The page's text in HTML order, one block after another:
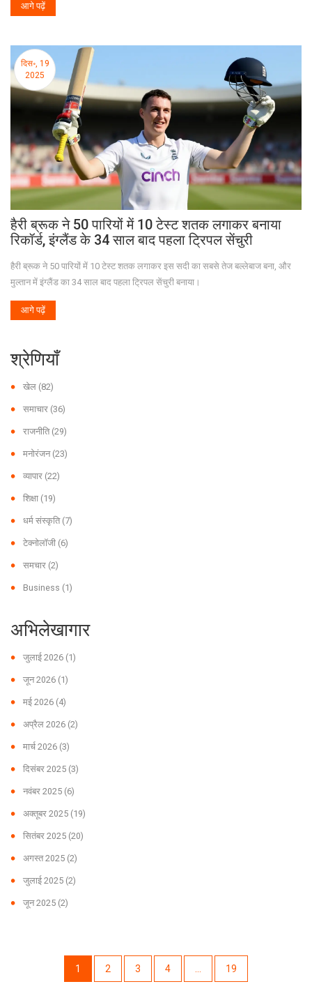
आगे पढ़ें
दिस॰, 19
2025
हैरी ब्रूक ने 50 पारियों में 10 टेस्ट शतक लगाकर बनाया
रिकॉर्ड, इंग्लैंड के 34 साल बाद पहला ट्रिपल सेंचुरी
हैरी ब्रूक ने 50 पारियों में 10 टेस्ट शतक लगाकर इस सदी का सबसे तेज बल्लेबाज बना, और
मुल्तान में इंग्लैंड का 34 साल बाद पहला ट्रिपल सेंचुरी बनाया।
आगे पढ़ें
श्रेणियाँ
खेल (82)
समाचार (36)
राजनीति (29)
मनोरंजन (23)
व्यापार (22)
शिक्षा (19)
धर्म संस्कृति (7)
टेक्नोलॉजी (6)
समचार (2)
Business (1)
अभिलेखागार
जुलाई 2026 (1)
जून 2026 (1)
मई 2026 (4)
अप्रैल 2026 (2)
मार्च 2026 (3)
दिसंबर 2025 (3)
नवंबर 2025 (6)
अक्तूबर 2025 (19)
सितंबर 2025 (20)
अगस्त 2025 (2)
जुलाई 2025 (2)
जून 2025 (2)
1 2 3 4 … 19